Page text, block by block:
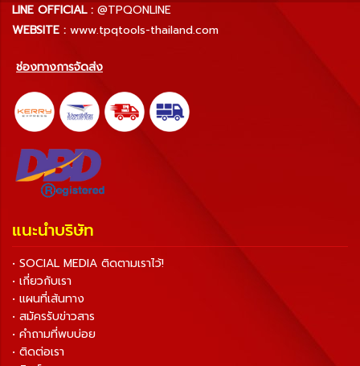
LINE OFFICIAL : @TPQONLINE
WEBSITE : www.tpqtools-thailand.com
ช่องทางการจัดส่ง
แนะนำบริษัท
• SOCIAL MEDIA ติดตามเราไว้!
• เกี่ยวกับเรา
• แผนที่เส้นทาง
• สมัครรับข่าวสาร
• คำถามที่พบบ่อย
• ติดต่อเรา